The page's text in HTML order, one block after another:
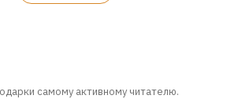
самому активному читателю.